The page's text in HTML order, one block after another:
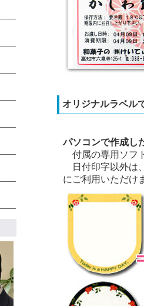
オリジナルラベル
パソコンで作成し
付属の専用ソフ
日付印字以外は
にご利用いただけ